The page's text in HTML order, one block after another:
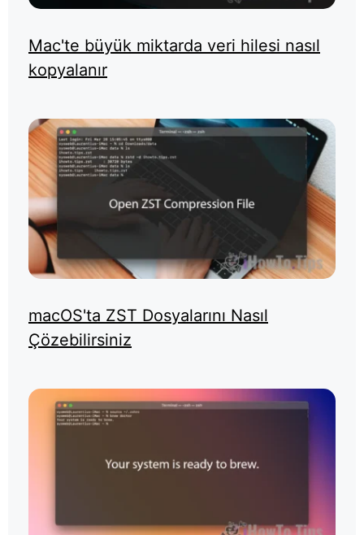
Mac'te büyük miktarda veri hilesi nasıl
kopyalanır
macOS'ta ZST Dosyalarını Nasıl
Çözebilirsiniz